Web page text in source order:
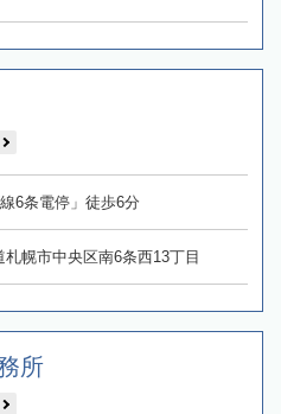
6条電停」徒歩6分
幌市中央区南6条西13丁目
所